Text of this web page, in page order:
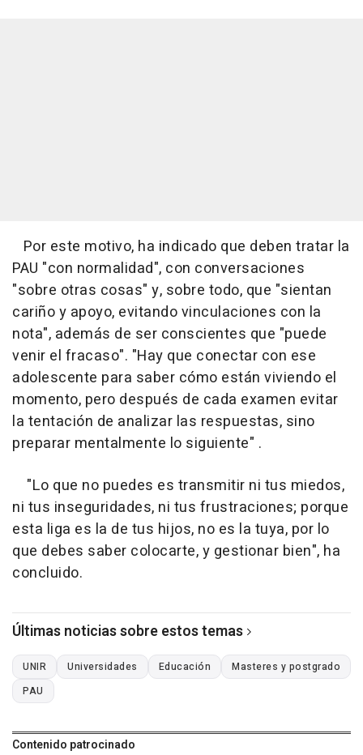
Por este motivo, ha indicado que deben tratar la
PAU "con normalidad", con conversaciones
"sobre otras cosas" y, sobre todo, que "sientan
cariño y apoyo, evitando vinculaciones con la
nota", además de ser conscientes que "puede
venir el fracaso". "Hay que conectar con ese
adolescente para saber cómo están viviendo el
momento, pero después de cada examen evitar
la tentación de analizar las respuestas, sino
preparar mentalmente lo siguiente" .
"Lo que no puedes es transmitir ni tus miedos,
ni tus inseguridades, ni tus frustraciones; porque
esta liga es la de tus hijos, no es la tuya, por lo
que debes saber colocarte, y gestionar bien", ha
concluido.
Últimas noticias sobre estos temas
UNIR Universidades Educación
Masteres y postgrado
PAU
Contenido patrocinado